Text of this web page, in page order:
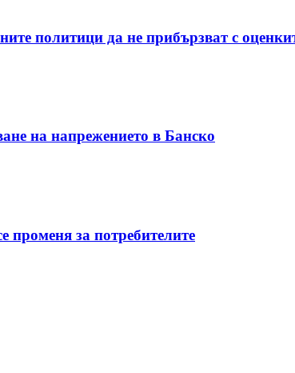
политици да не прибързват с
на напрежението в Банско
променя за потребителите